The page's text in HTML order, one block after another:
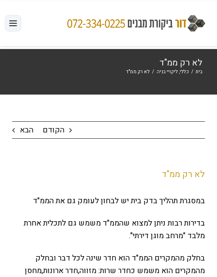
לתוכן
לא רק ממ"ד
בית / כללי, ליקויי בניה / לא רק ממ"ד
הקודם הבא
לא רק ממ"ד
במסגרת תהליך בדק בית יש לבחון לעומק גם את הממ"ד
בדירות רבות ניתן למצוא שהממ"ד משמש גם לתכלית אחרת
מלבד "מרחב מוגן דירתי".
בחלק מהמקרים הממ"ד הוא חדר שינה לכל דבר ובחלק
מהמקרים הוא משמש כחדר שרות: מזווה,חדר ארונות,מחסן